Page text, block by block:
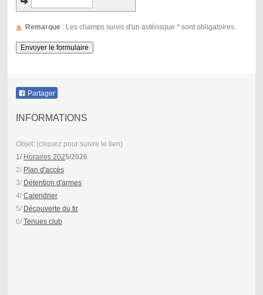
Remarque : Les champs suivis d'un astérisque *sont obligatoires.
Partager
INFORMATIONS
Objet: (cliquez pour suivre le lien)
1/ Horaires 2025/2026
2/ Plan d'accès
3/ Détention d'armes
4/ Calendrier
5/ Découverte du tir
6/ Tenues club